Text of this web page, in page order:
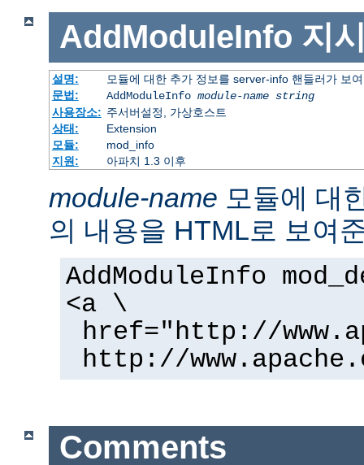
AddModuleInfo 지
설명:
모듈에 대한 추가 정보를 server-info 핸들러가 보
문법:
AddModuleInfo module-name string
사용장소: 주서버설정, 가상호스트
상태:
Extension
모듈:
mod_info
지원:
아파치 1.3 이후
module-name 모듈에 대
의 내용을 HTML로 보여
AddModuleInfo
<a \
href="http://
http://
Comments